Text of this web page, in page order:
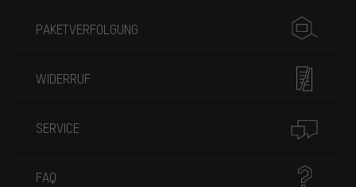
PAKETVERFOLGUNG
WIDERRUF
SERVICE
FAQ